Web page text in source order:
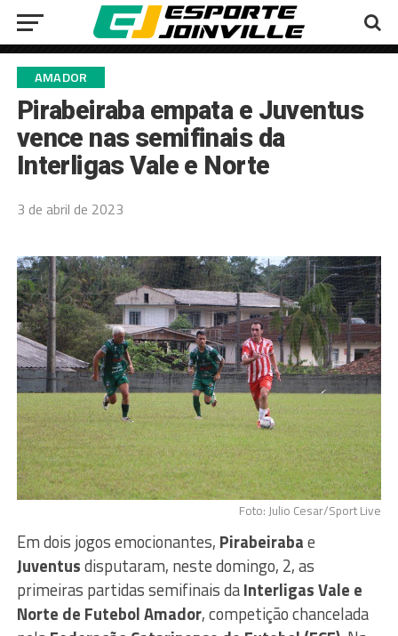
AMADOR
Pirabeiraba empata e Juventus
vence nas semifinais da
Interligas Vale e Norte
3 de abril de 2023
Foto: Julio Cesar/Sport Live
Em dois jogos emocionantes, Pirabeirabae
Juventusdisputaram, neste domingo, 2, as
primeiras partidas semifinais daInterligas Vale e
Norte de Futebol Amador, competição chancelada